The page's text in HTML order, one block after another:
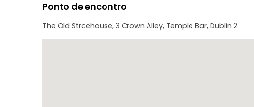
Ponto de encontro
The Old Stroehouse, 3 Crown Alley, Temple Bar, Dublin 2